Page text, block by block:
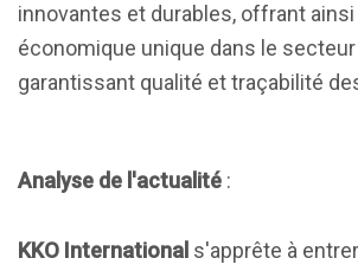
innovantes et durables, offrant
économique unique dans le
garantissant qualité et traçabilité
Analyse de l'actualité :
KKO International s'apprête à